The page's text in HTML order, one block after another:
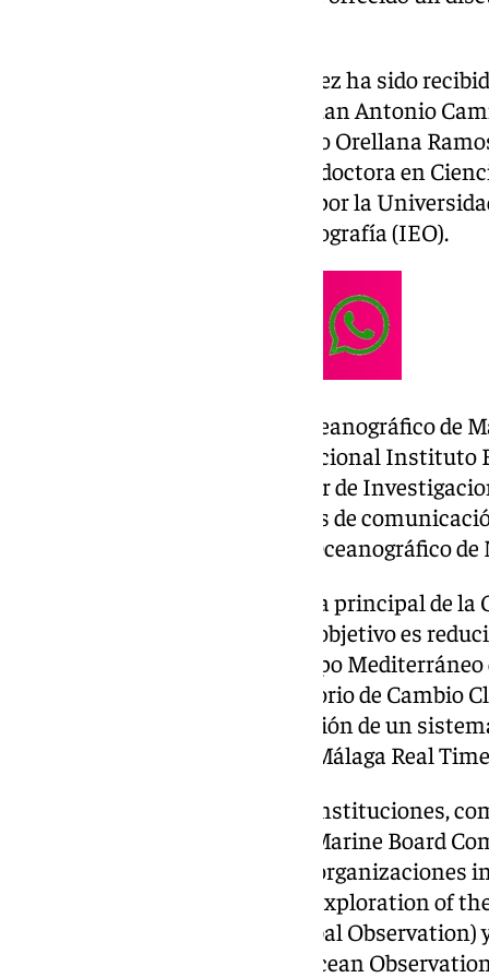
En la ceremonia, García Martínez ha sido
académico de número doctor Juan Antonio
presidido por el doctor Fernando Orellana
del Carmen García Martínez es doctora en
(UMA) y licenciada en Biología por la
del Instituto Español de Oceanografía (IEO).
Ha sido directora del Centro Oceanográfico de
directora general del Centro Nacional Instituto
integrado en el Consejo Superior de
la implementación de proyectos de
Cicerom (Ciencia en el Centro Oceanográfico de
Actualmente es la investigadora principal de
Action) BlueMissionMed, cuyo objetivo es
Mediterráneo. Pertenece al Grupo
que puso en marcha el Laboratorio de Cambio
responsable de la implementación de un
en la costa de Málaga (Mareto: Málaga Real
Representó al IEO en diversas instituciones,
el que ha liderado el European Marine Board
representó a España en varias organizaciones
(International Council for the Exploration of
(Partnership for the Ocean Global
Ocean Network of the Global Ocean